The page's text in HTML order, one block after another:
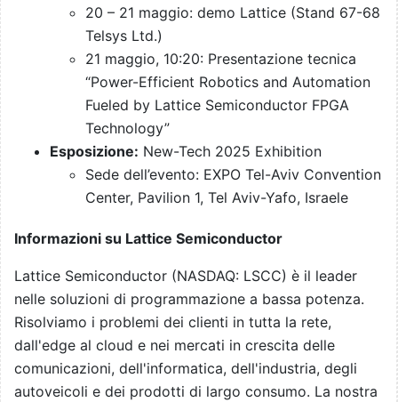
20 – 21 maggio: demo Lattice (Stand 67-68
Telsys Ltd.)
21 maggio, 10:20: Presentazione tecnica
“Power-Efficient Robotics and Automation
Fueled by Lattice Semiconductor FPGA
Technology”
Esposizione: New-Tech 2025 Exhibition
Sede dell’evento: EXPO Tel-Aviv Convention
Center, Pavilion 1, Tel Aviv-Yafo, Israele
Informazioni su Lattice Semiconductor
Lattice Semiconductor (NASDAQ: LSCC) è il leader
nelle soluzioni di programmazione a bassa potenza.
Risolviamo i problemi dei clienti in tutta la rete,
dall'edge al cloud e nei mercati in crescita delle
comunicazioni, dell'informatica, dell'industria, degli
autoveicoli e dei prodotti di largo consumo. La nostra